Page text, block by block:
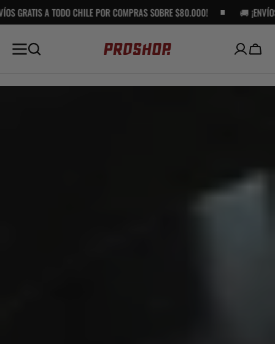
AL
CHILE POR COMPRAS SOBRE $80.000! 🚚 ¡ENVÍOS GRATIS A
Carro